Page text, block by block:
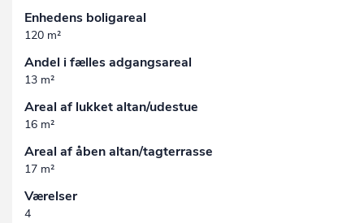
Enhedens boligareal
120 m²
Andel i fælles adgangsareal
13 m²
Areal af lukket altan/udestue
16 m²
Areal af åben altan/tagterrasse
17 m²
Værelser
4